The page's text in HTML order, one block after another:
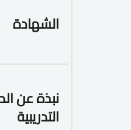
الشهادة
نبذة عن
التدريبية